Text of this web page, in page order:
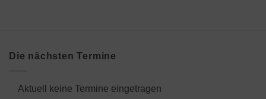
Die nächsten Termine
Aktuell keine Termine eingetragen